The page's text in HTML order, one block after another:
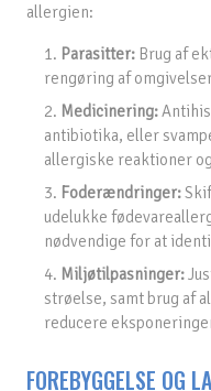
allergien:
1. Parasitter: Brug af
rengøring af
2. Medicinering:
antibiotika, eller
allergiske reaktioner
3. Foderændringer:
udelukke
nødvendige for at
4. Miljøtilpasninger:
strøelse, samt brug af
reducere
FOREBYGGELSE OG